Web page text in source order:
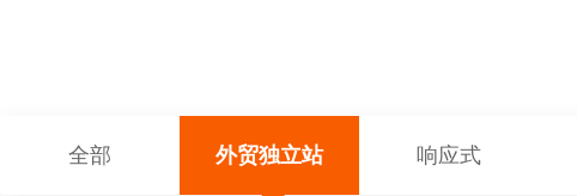
全部 外贸独立站 响应式